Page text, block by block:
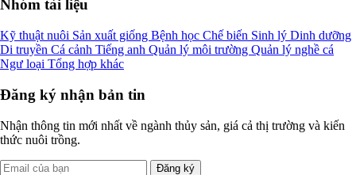
Nhóm tài liệu
Kỹ thuật nuôi Sản xuất giống Bệnh học Chế biến Sinh lý Dinh dưỡng
Di truyền Cá cảnh Tiếng anh Quản lý môi trường Quản lý nghề cá
Ngư loại Tổng hợp khác
Đăng ký nhận bản tin
Nhận thông tin mới nhất về ngành thủy sản, giá cả thị trường và kiến
thức nuôi trồng.
Đăng ký